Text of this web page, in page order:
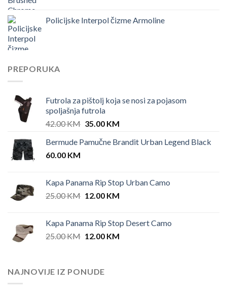
Policijske Interpol čizme Armoline
PREPORUKA
Futrola za pištolj koja se nosi za pojasom
spoljašnja futrola
42.00KM Original
was:
35.00 KMCurrent
is:
Bermude Pamučne Brandit Urban Legend Black
60.00 KM
Kapa Panama Rip Stop Urban Camo
25.00KM Original
25.00 KM.
12.00 KMCurrent
12.00 KM.
Kapa Panama Rip Stop Desert Camo
25.00KM Original
25.00 KM.
12.00 KMCurrent
NAJNOVIJE IZ PONUDE